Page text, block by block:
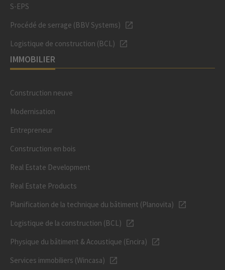
S-EPS
Procédé de serrage (BBV Systems)
Logistique de construction (BCL)
IMMOBILIER
Construction neuve
Modernisation
Entrepreneur
Construction en bois
Real Estate Development
Real Estate Products
Planification de la technique du bâtiment (Planovita)
Logistique de la construction (BCL)
Physique du bâtiment & Acoustique (Encira)
Services immobiliers (Wincasa)